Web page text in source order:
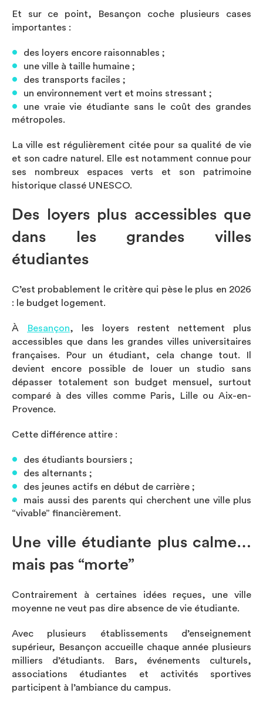
Et sur ce point, Besançon coche plusieurs cases
importantes :
des loyers encore raisonnables ;
une ville à taille humaine ;
des transports faciles ;
un environnement vert et moins stressant ;
une vraie vie étudiante sans le coût des grandes
métropoles.
La ville est régulièrement citée pour sa qualité de vie
et son cadre naturel. Elle est notamment connue pour
ses nombreux espaces verts et son patrimoine
historique classé UNESCO.
Des loyers plus accessibles que
dans les grandes villes
étudiantes
C’est probablement le critère qui pèse le plus en 2026
: le budget logement.
À Besançon, les loyers restent nettement plus
accessibles que dans les grandes villes universitaires
françaises. Pour un étudiant, cela change tout. Il
devient encore possible de louer un studio sans
dépasser totalement son budget mensuel, surtout
comparé à des villes comme Paris, Lille ou Aix-en-
Provence.
Cette différence attire :
des étudiants boursiers ;
des alternants ;
des jeunes actifs en début de carrière ;
mais aussi des parents qui cherchent une ville plus
“vivable” financièrement.
Une ville étudiante plus calme…
mais pas “morte”
Contrairement à certaines idées reçues, une ville
moyenne ne veut pas dire absence de vie étudiante.
Avec plusieurs établissements d’enseignement
supérieur, Besançon accueille chaque année plusieurs
milliers d’étudiants. Bars, événements culturels,
associations étudiantes et activités sportives
participent à l’ambiance du campus.